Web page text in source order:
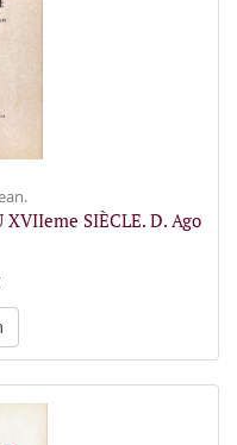
XVIIeme SIÈCLE. D. Ago